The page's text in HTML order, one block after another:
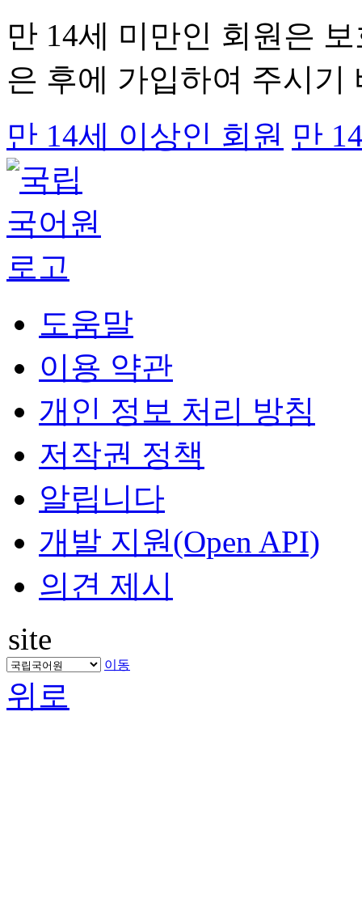
만 14세 미만인 회원은
은 후에 가입하여 주시기
만 14세 이상인 회원 만
도움말
이용 약관
개인 정보 처리 방침
저작권 정책
알립니다
개발 지원(Open API)
의견 제시
site
이동
위로